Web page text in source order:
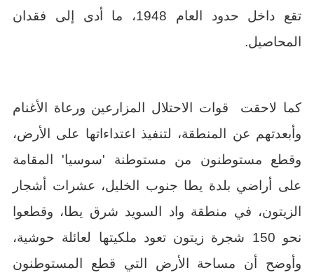
تقع داخل حدود العام 1948، ما أدى إلى فقدان
المحاصيل.
كما لاحقت قوات الاحتلال المزارعين ورعاة الأغنام
وأبعدتهم عن المنطقة، لتنفيذ اعتداءاتها على الأرض،
وقطع مستوطنون من مستوطنة 'سوسيا' المقامة
على أراضي بلدة يطا جنوب الخليل، عشرات أشجار
الزيتون، في منطقة واد السويد شرق يطا، وقطعوا
نحو 150 شجرة زيتون تعود ملكيتها لعائلة حوشية،
وأوضح أن مساحة الأرض التي قطع المستوطنون